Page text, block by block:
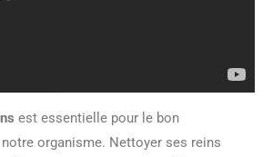
est essentielle pour le bon
organisme. Nettoyer ses reins